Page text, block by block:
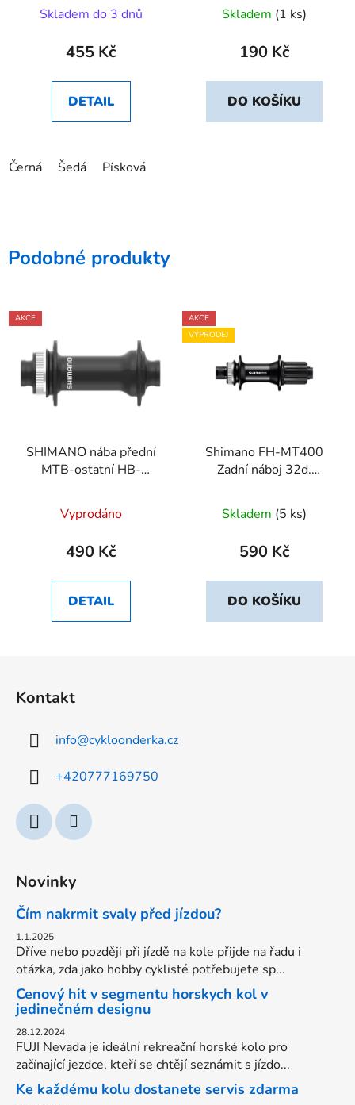
Skladem do 3 dnů
455 Kč
DETAIL
Černá Šedá Písková
Skladem (1 ks)
190 Kč
DO KOŠÍKU
Podobné produkty
AKCE
SHIMANO nába přední
MTB-ostatní HB-
(centerlock) 32 děr pro
E-thru 15 mm 110
Vyprodáno
490 Kč
DETAIL
AKCE
VÝPRODEJ
Shimano FH-MT400
Zadní náboj 32d.
Skladem (5 ks)
590 Kč
DO KOŠÍKU
Kontakt
info@cykloonderka.cz
+420777169750
Novinky
Čím nakrmit svaly před jízdou?
1.1.2025
Dříve nebo později při jízdě na kole přijde na řadu i
otázka, zda jako hobby cyklisté potřebujete sp...
Cenový hit v segmentu horskych kol v
jedinečném designu
28.12.2024
FUJI Nevada je ideální rekreační horské kolo pro
začínající jezdce, kteří se chtějí seznámit s jízdo...
Ke každému kolu dostanete servis zdarma